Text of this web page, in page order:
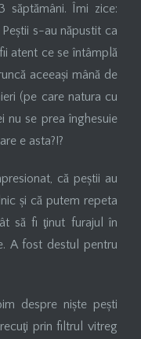
săptămâni. Îmi zice:
s-au năpustit ca
atent ce se întâmplă
aceeași mână de
(pe care natura cu
nu se prea înghesuie
e asta?!?
că peștii au
și că putem repeta
să fi ţinut furajul în
A fost destul pentru
despre niște pești
prin filtrul vitreg